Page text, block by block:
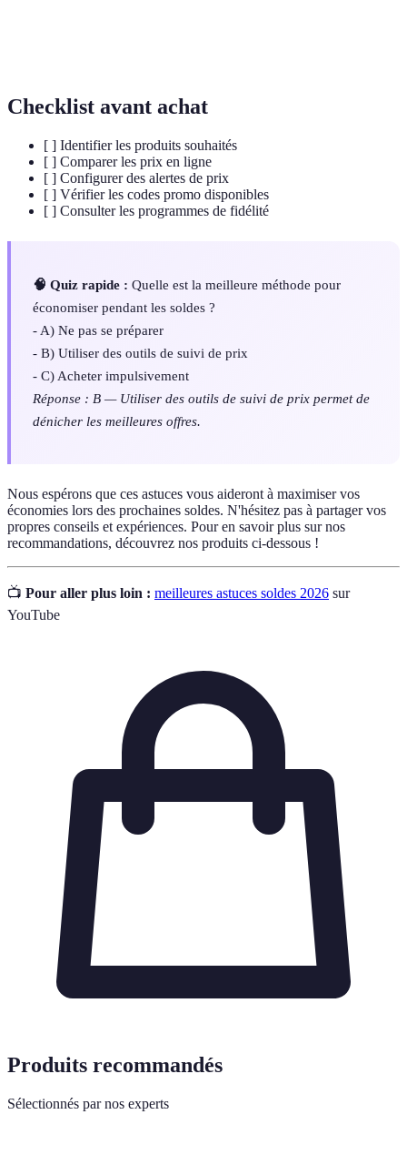
Checklist avant achat
[ ] Identifier les produits souhaités
[ ] Comparer les prix en ligne
[ ] Configurer des alertes de prix
[ ] Vérifier les codes promo disponibles
[ ] Consulter les programmes de fidélité
🧠 Quiz rapide : Quelle est la meilleure méthode pour
économiser pendant les soldes ?
- A) Ne pas se préparer
- B) Utiliser des outils de suivi de prix
- C) Acheter impulsivement
Réponse : B — Utiliser des outils de suivi de prix permet de
dénicher les meilleures offres.
Nous espérons que ces astuces vous aideront à maximiser vos
économies lors des prochaines soldes. N'hésitez pas à partager vos
propres conseils et expériences. Pour en savoir plus sur nos
recommandations, découvrez nos produits ci-dessous !
📺 Pour aller plus loin : meilleures astuces soldes 2026 sur
YouTube
Produits recommandés
Sélectionnés par nos experts